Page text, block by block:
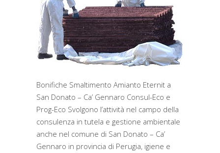
Bonifiche Smaltimento Amianto Eternit a
San Donato – Ca’ Gennaro Consul-Eco e
Prog-Eco Svolgono l’attività nel campo della
consulenza in tutela e gestione ambientale
anche nel comune di San Donato – Ca’
Gennaro in provincia di Perugia, igiene e